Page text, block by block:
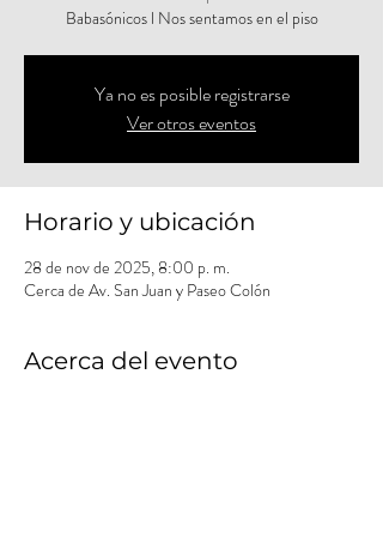
Babasónicos l Nos sentamos en el piso
Ya no es posible registrarse
Ver otros eventos
Horario y ubicación
28 de nov de 2025, 8:00 p. m.
Cerca de Av. San Juan y Paseo Colón
Acerca del evento